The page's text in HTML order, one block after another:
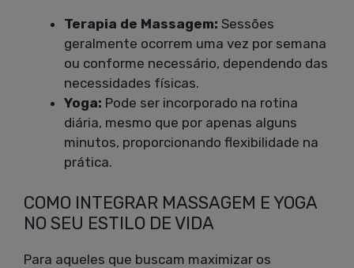
Terapia de Massagem: Sessões
geralmente ocorrem uma vez por semana
ou conforme necessário, dependendo das
necessidades físicas.
Yoga: Pode ser incorporado na rotina
diária, mesmo que por apenas alguns
minutos, proporcionando flexibilidade na
prática.
COMO INTEGRAR MASSAGEM E YOGA
NO SEU ESTILO DE VIDA
Para aqueles que buscam maximizar os